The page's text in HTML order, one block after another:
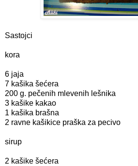
Sastojci
kora
6 jaja
7 kašika šećera
200 g. pečenih mlevenih lešnika
3 kašike kakao
1 kašika brašna
2 ravne kašikice praška za pecivo
sirup
2 kašike šećera